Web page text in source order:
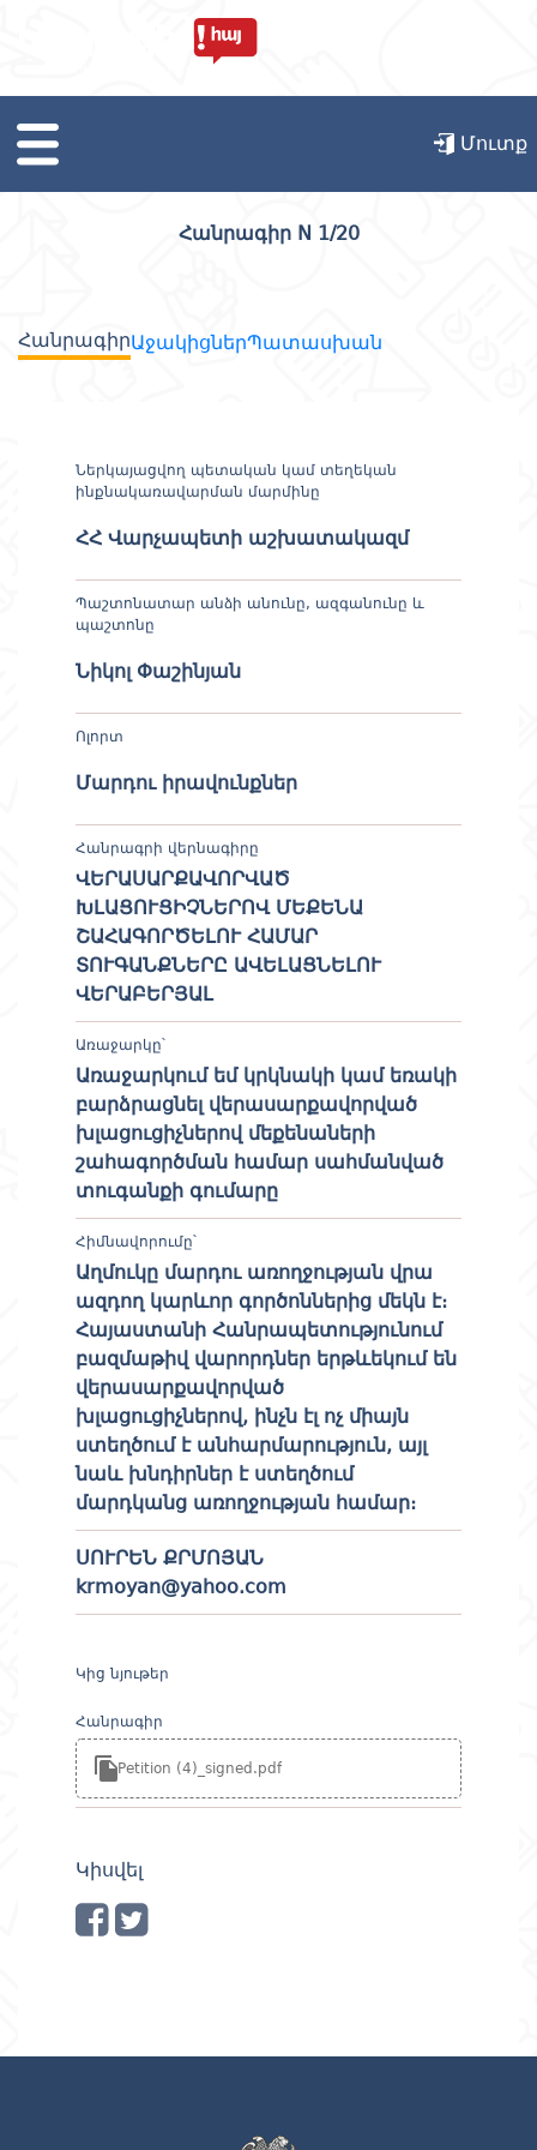
Մուտք
ՀՐԱՊԱՐԱԿՎԱԾ ՀԱՆՐԱԳՐԵՐ
ՕԳՆՈՒԹՅՈՒՆ
Հանրագիր N 1/20
ՀանրագիրԱջակիցներՊատասխան
Ներկայացվող պետական կամ տեղեկան
ինքնակառավարման մարմինը
ՀՀ Վարչապետի աշխատակազմ
Պաշտոնատար անձի անունը, ազգանունը և
պաշտոնը
Նիկոլ Փաշինյան
Ոլորտ
Մարդու իրավունքներ
Հանրագրի վերնագիրը
ՎԵՐԱՍԱՐՔԱՎՈՐՎԱԾ
ԽԼԱՑՈՒՑԻՉՆԵՐՈՎ ՄԵՔԵՆԱ
ՇԱՀԱԳՈՐԾԵԼՈՒ ՀԱՄԱՐ
ՏՈՒԳԱՆՔՆԵՐԸ ԱՎԵԼԱՑՆԵԼՈՒ
ՎԵՐԱԲԵՐՅԱԼ
Առաջարկը՝
Առաջարկում եմ կրկնակի կամ եռակի
բարձրացնել վերասարքավորված
խլացուցիչներով մեքենաների
շահագործման համար սահմանված
տուգանքի գումարը
Հիմնավորումը՝
Աղմուկը մարդու առողջության վրա
ազդող կարևոր գործոններից մեկն է։
Հայաստանի Հանրապետությունում
բազմաթիվ վարորդներ երթևեկում են
վերասարքավորված
խլացուցիչներով, ինչն էլ ոչ միայն
ստեղծում է անհարմարություն, այլ
նաև խնդիրներ է ստեղծում
մարդկանց առողջության համար։
ՍՈՒՐԵՆ ՔՐՄՈՅԱՆ
krmoyan@yahoo.com
Կից նյութեր
Հանրագիր
Petition (4)_signed.pdf
Կիսվել